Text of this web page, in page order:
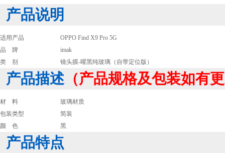
产品说明
适用产品
OPPO Find X9 Pro 5G
品 牌
imak
类 别
镜头膜-曜黑纯玻璃（自带定位版）
产品描述 （产品规格及包装如有
材 料
玻璃材质
包装类型
简装
颜 色
黑
产品特点